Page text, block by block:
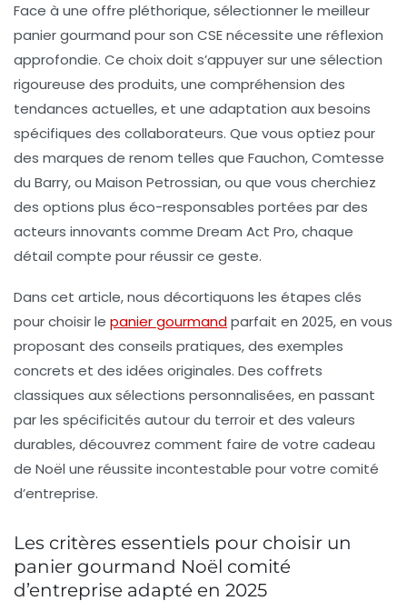
Face à une offre pléthorique, sélectionner le meilleur
panier gourmand pour son CSE nécessite une réflexion
approfondie. Ce choix doit s’appuyer sur une sélection
rigoureuse des produits, une compréhension des
tendances actuelles, et une adaptation aux besoins
spécifiques des collaborateurs. Que vous optiez pour
des marques de renom telles que Fauchon, Comtesse
du Barry, ou Maison Petrossian, ou que vous cherchiez
des options plus éco-responsables portées par des
acteurs innovants comme Dream Act Pro, chaque
détail compte pour réussir ce geste.
Dans cet article, nous décortiquons les étapes clés
pour choisir le panier gourmandparfait en 2025, en vous
proposant des conseils pratiques, des exemples
concrets et des idées originales. Des coffrets
classiques aux sélections personnalisées, en passant
par les spécificités autour du terroir et des valeurs
durables, découvrez comment faire de votre cadeau
de Noël une réussite incontestable pour votre comité
d’entreprise.
Les critères essentiels pour choisir un
panier gourmand Noël comité
d’entreprise adapté en 2025